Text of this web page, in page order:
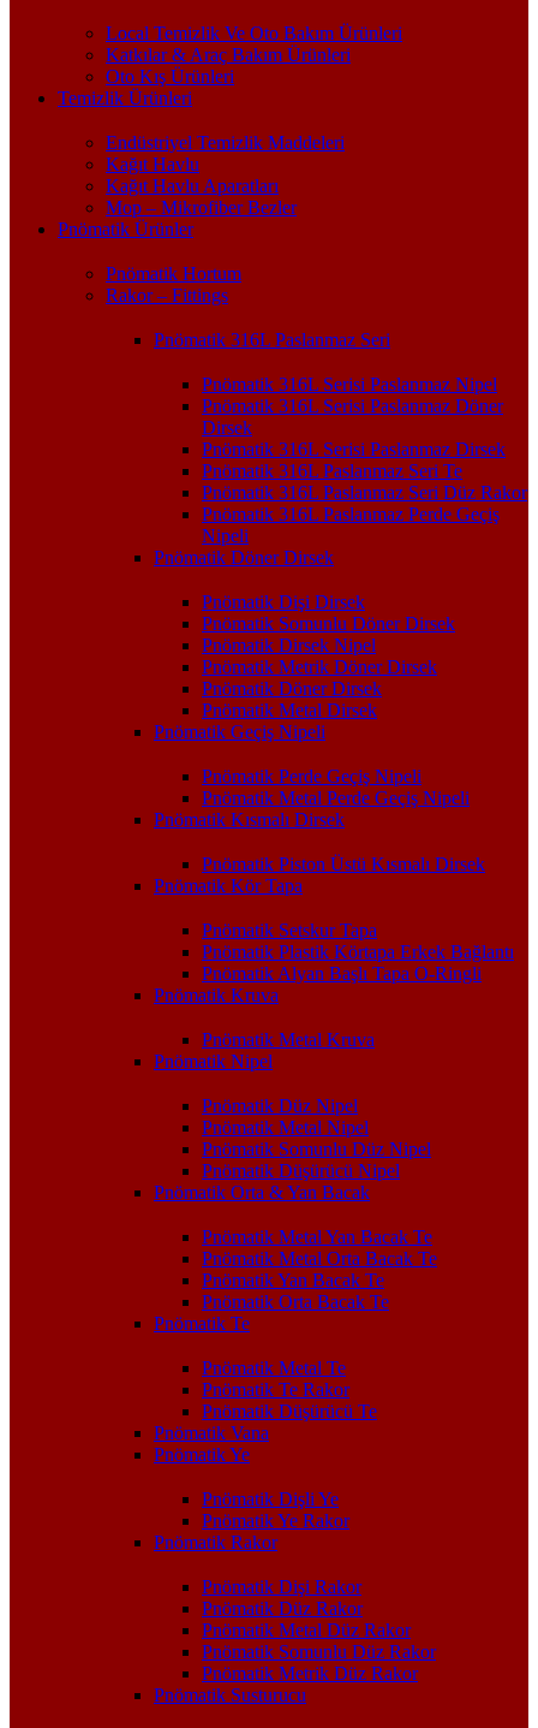
Local Temizlik Ve Oto Bakım Ürünleri
Katkılar & Araç Bakım Ürünleri
Oto Kış Ürünleri
Temizlik Ürünleri
Endüstriyel Temizlik Maddeleri
Kağıt Havlu
Kağıt Havlu Aparatları
Mop – Mikrofiber Bezler
Pnömatik Ürünler
Pnömatik Hortum
Rakor – Fittings
Pnömatik 316L Paslanmaz Seri
Pnömatik 316L Serisi Paslanmaz Nipel
Pnömatik 316L Serisi Paslanmaz Döner
Dirsek
Pnömatik 316L Serisi Paslanmaz Dirsek
Pnömatik 316L Paslanmaz Seri Te
Pnömatik 316L Paslanmaz Seri Düz Rakor
Pnömatik 316L Paslanmaz Perde Geçiş
Nipeli
Pnömatik Döner Dirsek
Pnömatik Dişi Dirsek
Pnömatik Somunlu Döner Dirsek
Pnömatik Dirsek Nipel
Pnömatik Metrik Döner Dirsek
Pnömatik Döner Dirsek
Pnömatik Metal Dirsek
Pnömatik Geçiş Nipeli
Pnömatik Perde Geçiş Nipeli
Pnömatik Metal Perde Geçiş Nipeli
Pnömatik Kısmalı Dirsek
Pnömatik Piston Üstü Kısmalı Dirsek
Pnömatik Kör Tapa
Pnömatik Setskur Tapa
Pnömatik Plastik Körtapa Erkek Bağlantı
Pnömatik Alyan Başlı Tapa O-Ringli
Pnömatik Kruva
Pnömatik Metal Kruva
Pnömatik Nipel
Pnömatik Düz Nipel
Pnömatik Metal Nipel
Pnömatik Somunlu Düz Nipel
Pnömatik Düşürücü Nipel
Pnömatik Orta & Yan Bacak
Pnömatik Metal Yan Bacak Te
Pnömatik Metal Orta Bacak Te
Pnömatik Yan Bacak Te
Pnömatik Orta Bacak Te
Pnömatik Te
Pnömatik Metal Te
Pnömatik Te Rakor
Pnömatik Düşürücü Te
Pnömatik Vana
Pnömatik Ye
Pnömatik Dişli Ye
Pnömatik Ye Rakor
Pnömatik Rakor
Pnömatik Dişi Rakor
Pnömatik Düz Rakor
Pnömatik Metal Düz Rakor
Pnömatik Somunlu Düz Rakor
Pnömatik Metrik Düz Rakor
Pnömatik Susturucu